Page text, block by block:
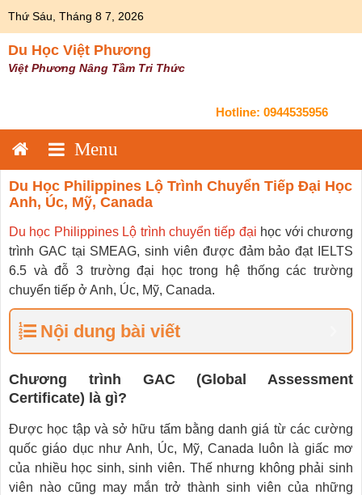
Thứ Sáu, Tháng 8 7, 2026
Du Học Việt Phương
Việt Phương Nâng Tầm Tri Thức
Hotline: 0944535956
Du Học Philippines Lộ Trình Chuyển Tiếp Đại Học
Anh, Úc, Mỹ, Canada
Du học Philippines Lộ trình chuyển tiếp đại học với chương
trình GAC tại SMEAG, sinh viên được đảm bảo đạt IELTS
6.5 và đỗ 3 trường đại học trong hệ thống các trường
chuyển tiếp ở Anh, Úc, Mỹ, Canada.
Nội dung bài viết
Chương trình GAC (Global Assessment
Certificate) là gì?
Được học tập và sở hữu tấm bằng danh giá từ các cường
quốc giáo dục như Anh, Úc, Mỹ, Canada luôn là giấc mơ
của nhiều học sinh, sinh viên. Thế nhưng không phải sinh
viên nào cũng may mắn trở thành sinh viên của những